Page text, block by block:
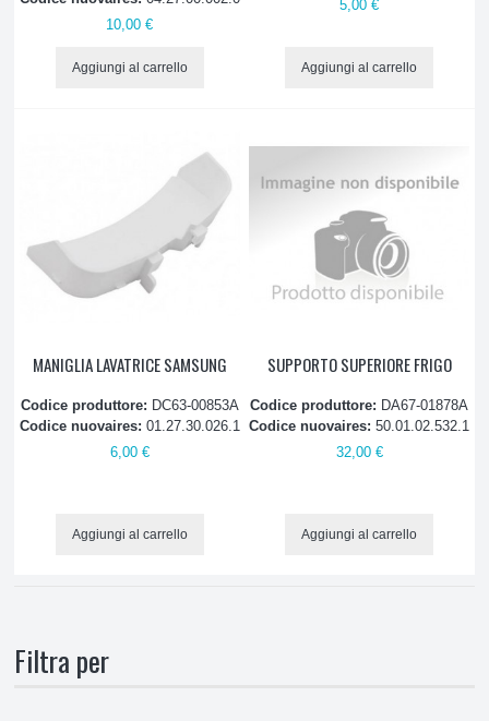
Interruttori e pulsanti
Maniglie
Relè
Resistenze sbrinamento
Schede
10,00 €
Aggiungi al carrello
5,00 €
Aggiungi al carrello
MANIGLIA LAVATRICE SAMSUNG
Codice produttore: DC63-00853A
Codice nuovaires: 01.27.30.026.1
6,00 €
Aggiungi al carrello
SUPPORTO SUPERIORE FRIGO
Codice produttore: DA67-01878A
Codice nuovaires:50.01.02.532.1
32,00 €
Aggiungi al carrello
Filtra per